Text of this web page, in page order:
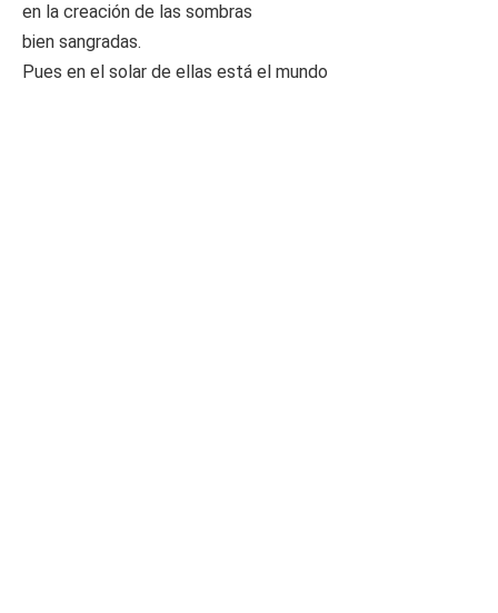
en la creación de las sombras
bien sangradas.
Pues en el solar de ellas está el mundo